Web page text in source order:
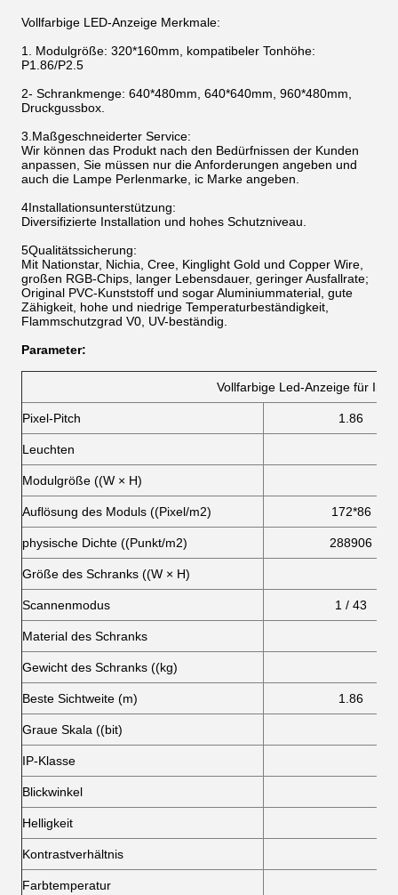
Vollfarbige LED-Anzeige Merkmale:
1. Modulgröße: 320*160mm, kompatibeler Tonhöhe:
P1.86/P2.5
2- Schrankmenge: 640*480mm, 640*640mm, 960*480mm,
Druckgussbox.
3.Maßgeschneiderter Service:
Wir können das Produkt nach den Bedürfnissen der Kunden
anpassen, Sie müssen nur die Anforderungen angeben und
auch die Lampe Perlenmarke, ic Marke angeben.
4Installationsunterstützung:
Diversifizierte Installation und hohes Schutzniveau.
5Qualitätssicherung:
Mit Nationstar, Nichia, Cree, Kinglight Gold und Copper Wire,
großen RGB-Chips, langer Lebensdauer, geringer Ausfallrate;
Original PVC-Kunststoff und sogar Aluminiummaterial, gute
Zähigkeit, hohe und niedrige Temperaturbeständigkeit,
Flammschutzgrad V0, UV-beständig.
Parameter:
Vollfarbige Led-Anzeige für
Pixel-Pitch 1.86
Leuchten
Modulgröße ((W × H)
Auflösung des Moduls ((Pixel/m2) 172*86
physische Dichte ((Punkt/m2) 288906
Größe des Schranks ((W × H)
Scannenmodus 1 / 43
Material des Schranks
Gewicht des Schranks ((kg)
Beste Sichtweite (m) 1.86
Graue Skala ((bit)
IP-Klasse
Blickwinkel
Helligkeit
Kontrastverhältnis
Farbtemperatur